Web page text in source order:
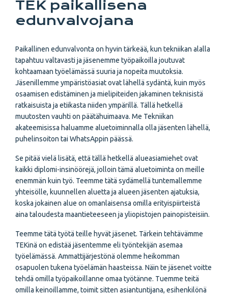
TEK paikallisena
edunvalvojana
Paikallinen edunvalvonta on hyvin tärkeää, kun tekniikan alalla
tapahtuu valtavasti ja jäsenemme työpaikoilla joutuvat
kohtaamaan työelämässä suuria ja nopeita muutoksia.
Jäsenillemme ympäristöasiat ovat lähellä sydäntä, kuin myös
osaamisen edistäminen ja mielipiteiden jakaminen teknisistä
ratkaisuista ja etiikasta niiden ympärillä. Tällä hetkellä
muutosten vauhti on päätähuimaava. Me Tekniikan
akateemisissa haluamme aluetoiminnalla olla jäsenten lähellä,
puhelinsoiton tai WhatsAppin päässä.
Se pitää vielä lisätä, että tällä hetkellä alueasiamiehet ovat
kaikki diplomi-insinöörejä, jolloin tämä aluetoiminta on meille
enemmän kuin työ. Teemme tätä sydämellä tuntemallemme
yhteisölle, kuunnellen aluetta ja alueen jäsenten ajatuksia,
koska jokainen alue on omanlaisensa omilla erityispiirteistä
aina taloudesta maantieteeseen ja yliopistojen painopisteisiin.
Teemme tätä työtä teille hyvät jäsenet. Tärkein tehtävämme
TEKinä on edistää jäsentemme eli työntekijän asemaa
työelämässä. Ammattijärjestönä olemme heikomman
osapuolen tukena työelämän haasteissa. Näin te jäsenet voitte
tehdä omilla työpaikoillanne omaa työtänne. Tuemme teitä
omilla keinoillamme, toimit sitten asiantuntijana, esihenkilönä